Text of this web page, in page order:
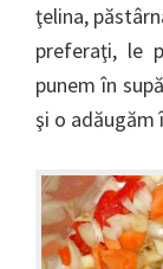
ţelina,
preferaţi, le
punem în
şi o adăugăm